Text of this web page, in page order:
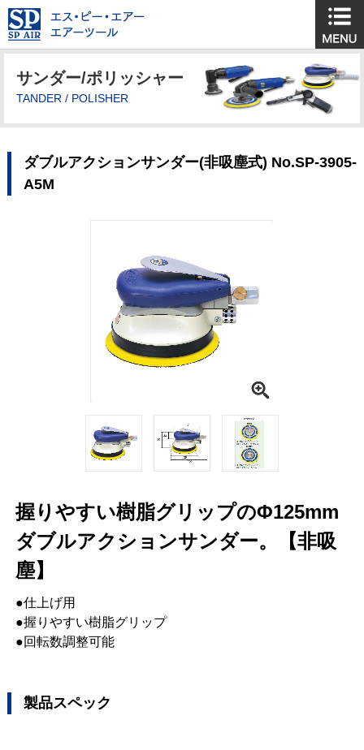
サンダー/ポリッシャー
TANDER / POLISHER
ダブルアクションサンダー(非吸塵式) No.SP-3905-
A5M
握りやすい樹脂グリップのΦ125mm
ダブルアクションサンダー。【非吸
塵】
●仕上げ用
●握りやすい樹脂グリップ
●回転数調整可能
製品スペック